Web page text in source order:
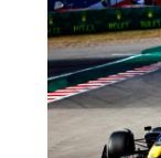
เปิดประสบการ
เต็มอิ่มไปกับบร